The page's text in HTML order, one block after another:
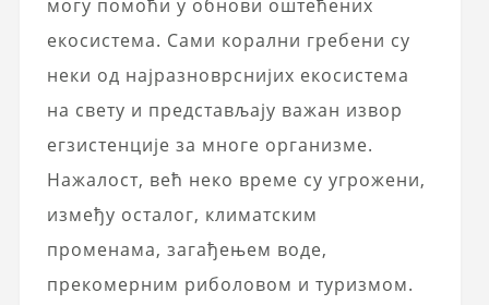
могу помоћи у обнови оштећених
екосистема. Сами корални гребени су
неки од најразноврснијих екосистема
на свету и представљају важан извор
егзистенције за многе организме.
Нажалост, већ неко време су угрожени,
између осталог, климатским
променама, загађењем воде,
прекомерним риболовом и туризмом.